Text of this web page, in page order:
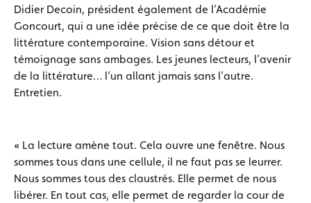
Didier Decoin, président également de l’Académie
Goncourt, qui a une idée précise de ce que doit être la
littérature contemporaine. Vision sans détour et
témoignage sans ambages. Les jeunes lecteurs, l’avenir
de la littérature… l’un allant jamais sans l’autre.
Entretien.
« La lecture amène tout. Cela ouvre une fenêtre. Nous
sommes tous dans une cellule, il ne faut pas se leurrer.
Nous sommes tous des claustrés. Elle permet de nous
libérer. En tout cas, elle permet de regarder la cour de